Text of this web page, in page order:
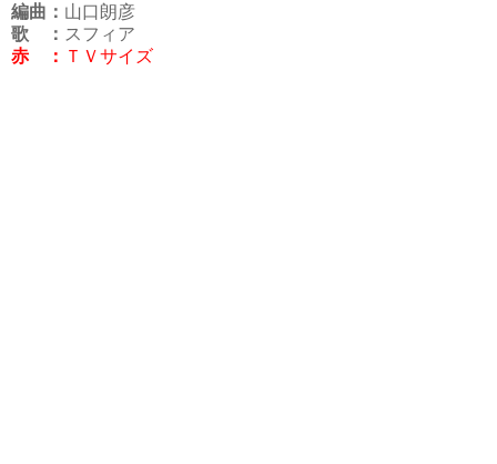
編曲： 山口朗彦
歌 ： スフィア
赤 ： ＴＶサイズ